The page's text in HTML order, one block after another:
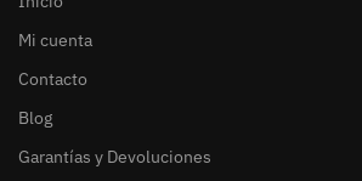
Mi cuenta
Contacto
Blog
Garantías y Devoluciones